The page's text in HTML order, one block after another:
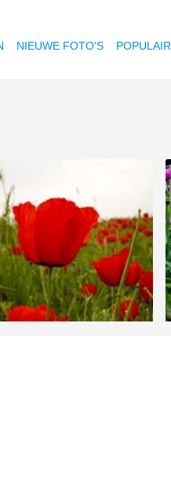
NIEUWE FOTO'S POPULAIR